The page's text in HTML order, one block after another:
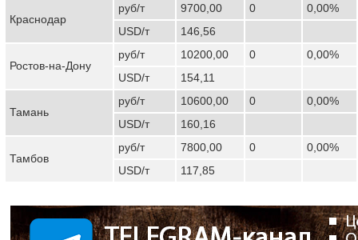
Краснодар
руб/т 9700,00 0
0,00%
USD/т
146,56
Ростов-на-Дону
руб/т 10200,00 0
0,00%
USD/т
154,11
Тамань
руб/т 10600,00 0
0,00%
USD/т
160,16
Тамбов
руб/т 7800,00 0
0,00%
USD/т
117,85